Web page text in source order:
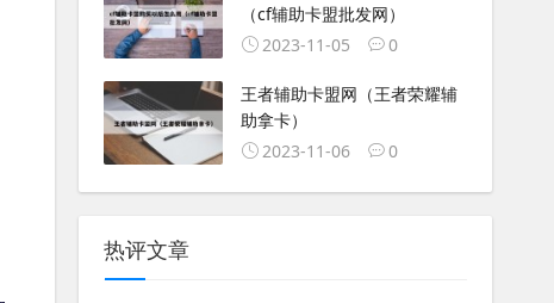
（cf辅助卡盟批发网）
2023-11-05
0
王者辅助卡盟网（王者荣耀辅
助拿卡）
2023-11-06
0
热评文章